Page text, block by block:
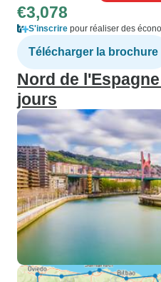
€3,078
S'inscrire pour réaliser des
Télécharger la brochure
Nord de
jours